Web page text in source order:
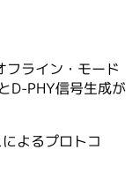
ライン・モード
D-PHY信号生成が
よるプロトコ